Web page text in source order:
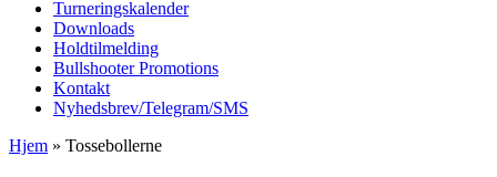
Turneringskalender
Downloads
Holdtilmelding
Bullshooter Promotions
Kontakt
Nyhedsbrev/Telegram/SMS
Hjem » Tossebollerne